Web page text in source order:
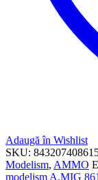
Adaugă în Wishlist
SKU:
Modelism, AMMO
modelism A.MIG